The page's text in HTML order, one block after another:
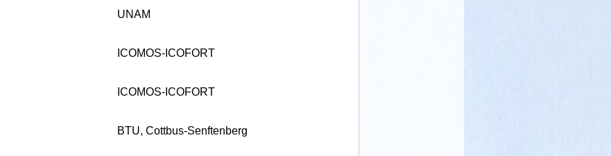
UNAM
ICOMOS-ICOFORT
ICOMOS-ICOFORT
BTU, Cottbus-Senftenberg